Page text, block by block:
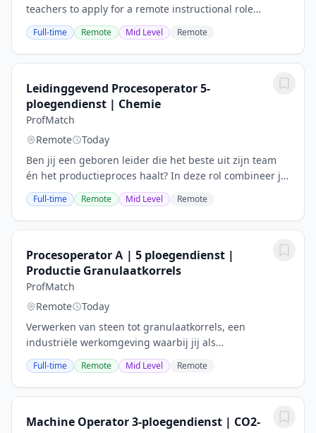
teachers to apply for a remote instructional role
supporting international learners through our
structured online teaching platform.This is a...
Full-time Remote Mid Level Remote
Leidinggevend Procesoperator 5-
ploegendienst | Chemie
ProfMatch
Remote
Today
Ben jij een geboren leider die het beste uit zijn team
én het productieproces haalt? In deze rol combineer je
techniek, leiderschap en procesbeheersing. Jij zorgt
dat alles soepel draait en staat...
Full-time Remote Mid Level Remote
Procesoperator A | 5 ploegendienst |
Productie Granulaatkorrels
ProfMatch
Remote
Today
Verwerken van steen tot granulaatkorrels, een
industriële werkomgeving waarbij jij als
procesoperator A ons gehele proces gaat beheren,
controleren en waar nodig bijsturen. Je krijgt als
operator...
Full-time Remote Mid Level Remote
Machine Operator 3-ploegendienst | CO2-